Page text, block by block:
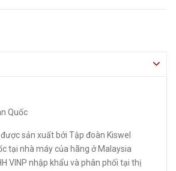
Quốc
sản xuất bởi Tập đoàn Kiswel
tại nhà máy của hãng ở Malaysia
VINP nhập khẩu và phân phối tại thị